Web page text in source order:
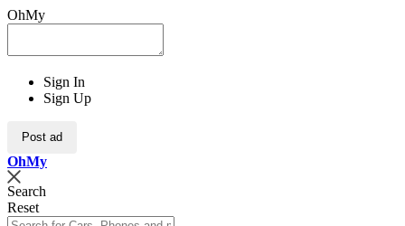
OhMy
Sign In
Sign Up
Post ad
OhMy
Search
Reset